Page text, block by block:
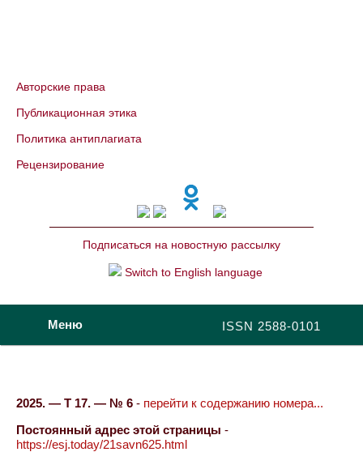
Авторские права
Публикационная этика
Политика антиплагиата
Рецензирование
Подписаться на новостную рассылку
Switch to English language
ISSN 2588-0101
Меню
2025. — Т 17. — № 6 - перейти к содержанию номера...
Постоянный адрес этой страницы -
https://esj.today/21savn625.html